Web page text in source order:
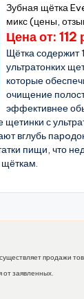
Зубная щётка
микс (цены,
Цена от: 112
Щётка содержит
ультратонких
которые
очищение
эффективнее
с
вглубь
пищи, что
продажи
от заявленных.